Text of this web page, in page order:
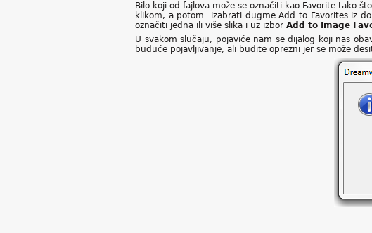
Bilo koji od fajlova može se označiti kao Favorite tako
klikom, a potom izabrati dugme Add to Favorites iz
označiti jedna ili više slika i uz izbor Add to Image
U svakom slučaju, pojaviće nam se dijalog koji nas
buduće pojavljivanje, ali budite oprezni jer se može